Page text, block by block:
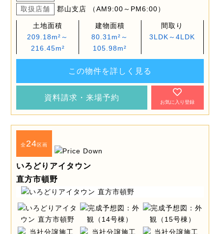
取扱店舗 郡山支店 （AM9:00～PM6:00）
土地面積
209.18m²～
216.45m²
建物面積
80.31m²～
105.98m²
間取り
3LDK～4LDK
この物件を詳しく見る
資料請求・来場予約
お気に入り登録
全24区画
いろどりアイタウン
直方市頓野